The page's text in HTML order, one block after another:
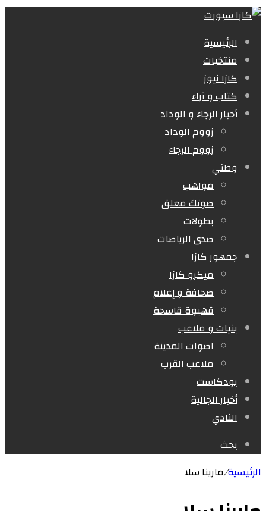
الرئيسية
منتخبات
كازا نيوز
كتاب و آراء
أخبار الرجاء و الوداد
زووم الوداد
زووم الرجاء
وطني
مواهب
صوتك معلق
بطولات
صدى الرياضات
جمهور كازا
ميكرو كازا
صحافة و إعلام
قهيوة قاسحة
بنيات و ملاعب
اصوات المدينة
ملاعب القرب
بودكاست
أخبار الجالية
النادي
بحث
الرئيسية/مارينا سلا